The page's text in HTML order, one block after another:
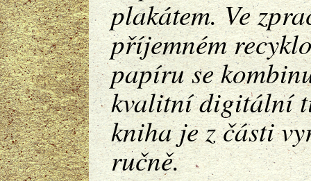
plakátem. Ve
příjemném
papíru se
kvalitní digitální
kniha je z části
ručně.